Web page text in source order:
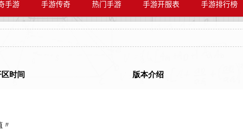
手游 手游传奇 热门手游 手游开服表 手游排行榜